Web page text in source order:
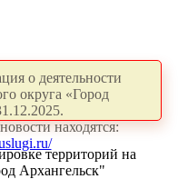
о деятельности
округа «Город
находятся:
территорий на
Архангельск"